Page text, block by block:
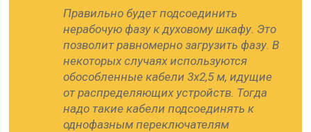
Правильно будет подсоединить
нерабочую фазу к духовому шкафу. Это
позволит равномерно загрузить фазу. В
некоторых случаях используются
обособленные кабели 3х2,5 м, идущие
от распределяющих устройств. Тогда
надо такие кабели подсоединять к
однофазным переключателям